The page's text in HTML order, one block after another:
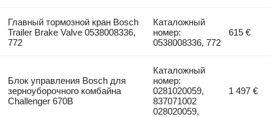
Главный тормозной кран Bosch
Trailer Brake Valve 0538008336,
772
Каталожный
номер:
0538008336, 772
615 €
Блок управления Bosch для
зерноуборочного комбайна
Challenger 670B
Каталожный
номер:
0281020059,
837071002
028020059,
1 497 €